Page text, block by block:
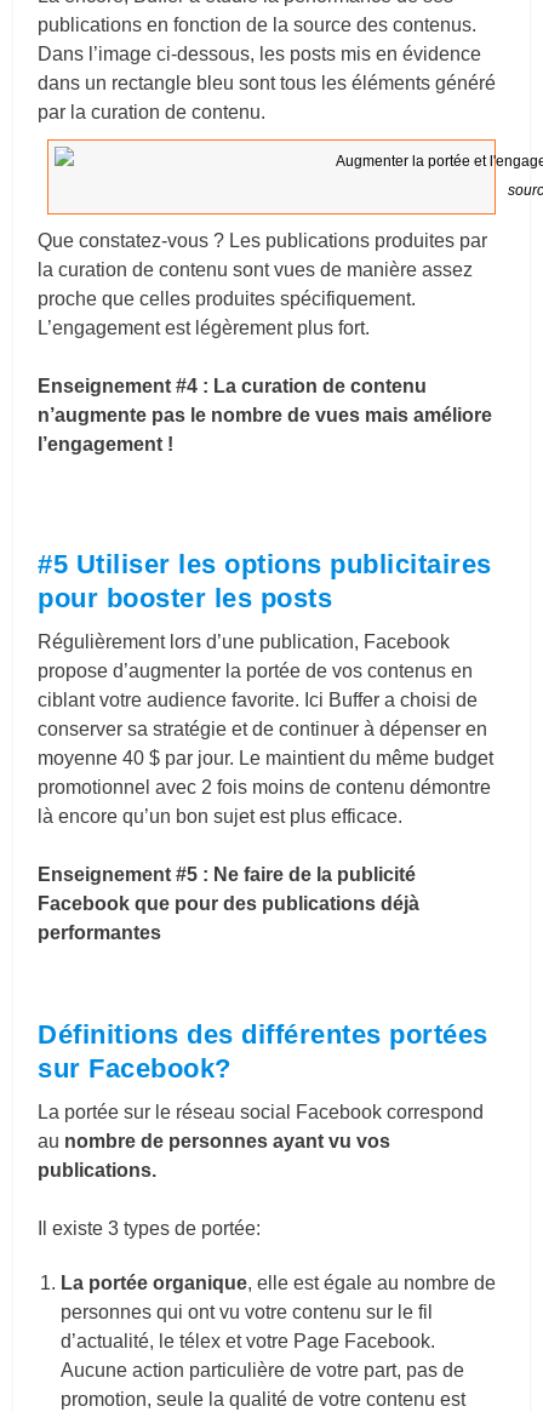
publications en fonction de la source des contenus.
Dans l’image ci-dessous, les posts mis en évidence
dans un rectangle bleu sont tous les éléments généré
par la curation de contenu.
Que constatez-vous ? Les publications produites par
la curation de contenu sont vues de manière assez
proche que celles produites spécifiquement.
L’engagement est légèrement plus fort.
Enseignement #4 : La curation de contenu
n’augmente pas le nombre de vues mais améliore
l’engagement !
#5 Utiliser les options publicitaires
pour booster les posts
Régulièrement lors d’une publication, Facebook
propose d’augmenter la portée de vos contenus en
ciblant votre audience favorite. Ici Buffer a choisi de
conserver sa stratégie et de continuer à dépenser en
moyenne 40 $ par jour. Le maintient du même budget
promotionnel avec 2 fois moins de contenu démontre
là encore qu’un bon sujet est plus efficace.
Enseignement #5 : Ne faire de la publicité
Facebook que pour des publications déjà
performantes
Définitions des différentes portées
sur Facebook?
La portée sur le réseau social Facebook correspond
au nombre de personnes ayant vu vos
publications.
Il existe 3 types de portée:
La portée organique, elle est égale au nombre de
personnes qui ont vu votre contenu sur le fil
d’actualité, le télex et votre Page Facebook.
Aucune action particulière de votre part, pas de
promotion, seule la qualité de votre contenu est